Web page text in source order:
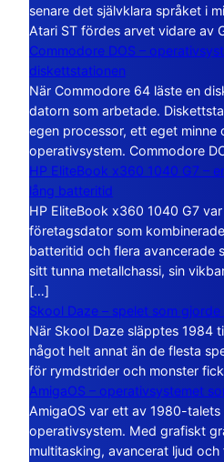
senare det självklara språket i
Atari ST fördes arvet vidare av
Commodore DOS –
diskettstationen
När Commodore 64 läste en
datorn som arbetade.
egen processor, ett eget minne
operativsystem. Commodore
HP EliteBook x360 1040 G7 –
lång batteritid
HP EliteBook x360 1040 G7
företagsdator som
batteritid och flera avancerade
sitt tunna metallchassi, sin
[…]
Skool Daze – spelet som
När Skool Daze släpptes 1984
något helt annat än de flesta
för rymdstrider och monster
AmigaOS – operativsystemet
AmigaOS var ett av 1980-
operativsystem. Med grafiskt
multitasking, avancerat ljud